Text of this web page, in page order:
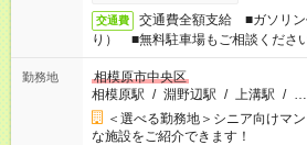
交通費
交通費全額支給 ■ガソリン
り） ■無料駐車場もご相談くださ
勤務地
相模原市中央区
相模原駅 / 淵野辺駅 / 上溝駅 / …
＜選べる勤務地＞シニア向け
な施設をご紹介できます！